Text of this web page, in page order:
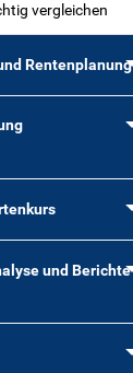
vergleichen
Rentenplanung
und Berichte